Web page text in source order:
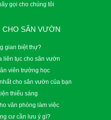
gọi cho chúng tôi
CHO SÂN VƯỜN
gian biệt thự?
liên tục cho sân vườn
viên trường học
cho sân vườn của bạn
thiếu sáng
văn phòng làm việc
cư cần lưu ý gì?